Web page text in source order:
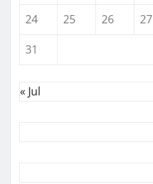
24
25 26 27
31
« Jul